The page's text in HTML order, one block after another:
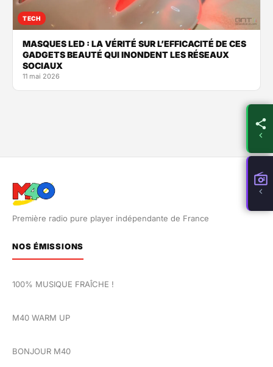
TECH
MASQUES LED : LA VÉRITÉ SUR L’EFFICACITÉ DE CES
GADGETS BEAUTÉ QUI INONDENT LES RÉSEAUX
SOCIAUX
11 mai 2026
Première radio pure player indépendante de France
NOS ÉMISSIONS
100% MUSIQUE FRAÎCHE !
M40 WARM UP
BONJOUR M40